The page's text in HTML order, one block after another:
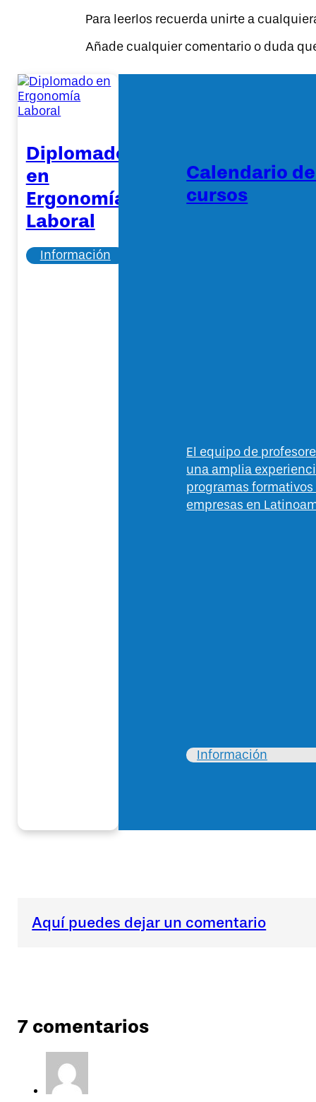
Para leerlos recuerda unirte a
Añade cualquier comentario o duda
Diplomado
en
Ergonomía
Laboral
Información
Calendario
cursos
El equipo de
una amplia
programas
empresas en
Información
Aquí puedes dejar un comentario
7 comentarios